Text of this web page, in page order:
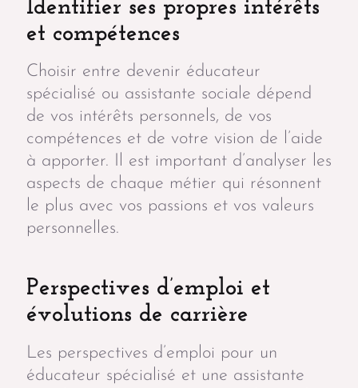
Identifier ses propres intérêts
et compétences
Choisir entre devenir éducateur
spécialisé ou assistante sociale dépend
de vos intérêts personnels, de vos
compétences et de votre vision de l’aide
à apporter. Il est important d’analyser les
aspects de chaque métier qui résonnent
le plus avec vos passions et vos valeurs
personnelles.
Perspectives d’emploi et
évolutions de carrière
Les perspectives d’emploi pour un
éducateur spécialisé et une assistante